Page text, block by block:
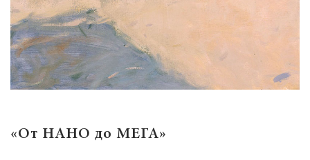
«От НАНО до МЕГА»